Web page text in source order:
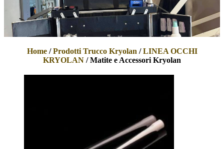
Home/Prodotti Trucco Kryolan /LINEA OCCHI
KRYOLAN / Matite e Accessori Kryolan